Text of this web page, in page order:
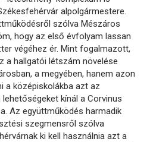
alpolgármestere.
szólva Mészáros
hogy az első évfolyam lassan
végéhez ér. Mint fogalmazott,
a hallgatói létszám növelése
a megyében, hanem azon
a középiskolákba azt az
kínál a Corvinus
Az együttműködés harmadik
szegmensről szólva
ki kell használnia azt a